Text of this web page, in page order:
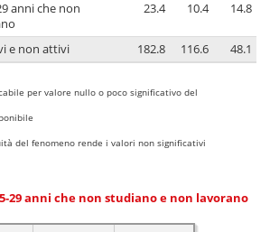
anni che non
23.4 10.4 14.8
e non attivi 182.8 116.6 48.1
per valore nullo o poco significativo del
del fenomeno rende i valori non significativi
29 anni che non studiano e non lavorano